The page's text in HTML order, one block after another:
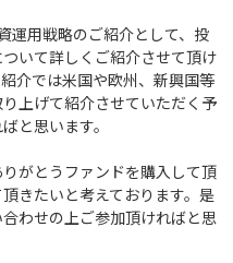
運用戦略のご紹介として、投
いて詳しくご紹介させて頂け
介では米国や欧州、新興国等
上げて紹介させていただく予
と思います。
がとうファンドを購入して頂
きたいと考えております。是
わせの上ご参加頂ければと思